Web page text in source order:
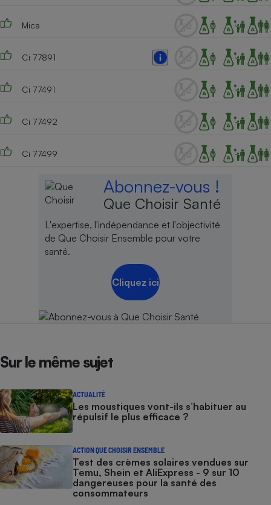
Mica
Ci 77891
Ci 77491
Ci 77492
Ci 77499
Abonnez-vous !
Que Choisir Santé
L'expertise, l'indépendance et l'objectivité
de Que Choisir Ensemble pour votre
santé.
Cliquez ici
Sur le même sujet
ACTUALITÉ
Les moustiques vont-ils s’habituer au
répulsif le plus efficace ?
ACTION QUE CHOISIR ENSEMBLE
Test des crèmes solaires vendues sur
Temu, Shein et AliExpress - 9 sur 10
dangereuses pour la santé des
consommateurs